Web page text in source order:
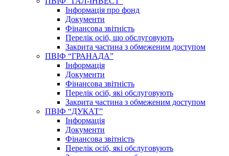
Інформація про фонд
Документи
Фінансова звітність
Перелік осіб, що обслуговують
Закрита частина з обмеженим доступом
ПВІФ “ГРАНАДА”
Інформація
Документи
Фінансова звітність
Перелік осіб, які обслуговують
Закрита частина з обмеженим доступом
ПВІФ “ДУКАТ”
Інформація
Документи
Фінансова звітність
Перелік осіб, які обслуговують